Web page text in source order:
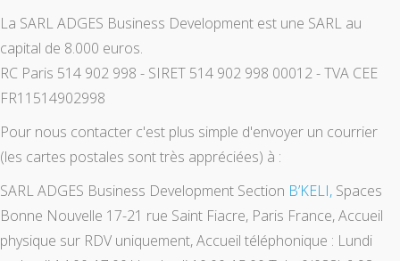
La SARL ADGES Business Development est une SARL au
capital de 8.000 euros.
RC Paris 514 902 998 - SIRET 514 902 998 00012 - TVA CEE
FR11514902998
Pour nous contacter c'est plus simple d'envoyer un courrier
(les cartes postales sont très appréciées) à :
SARL ADGES Business Development Section B’KELI, Spaces
Bonne Nouvelle 17-21 rue Saint Fiacre, Paris France, Accueil
physique sur RDV uniquement, Accueil téléphonique : Lundi